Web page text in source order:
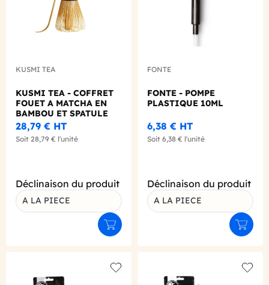
KUSMI TEA
KUSMI TEA - COFFRET
FOUET A MATCHA EN
BAMBOU ET SPATULE
28,79 € HT
Soit 28,79 € l'unité
Déclinaison du produit
A LA PIECE
Ajouter au panier
FONTE
FONTE - POMPE
PLASTIQUE 10ML
6,38 € HT
Soit 6,38 € l'unité
Déclinaison du produit
A LA PIECE
Add to wishlist